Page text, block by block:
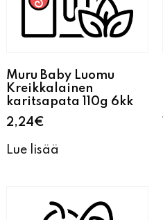
Muru Baby Luomu
Kreikkalainen
karitsapata 110g 6kk
2,24€
Lue lisää